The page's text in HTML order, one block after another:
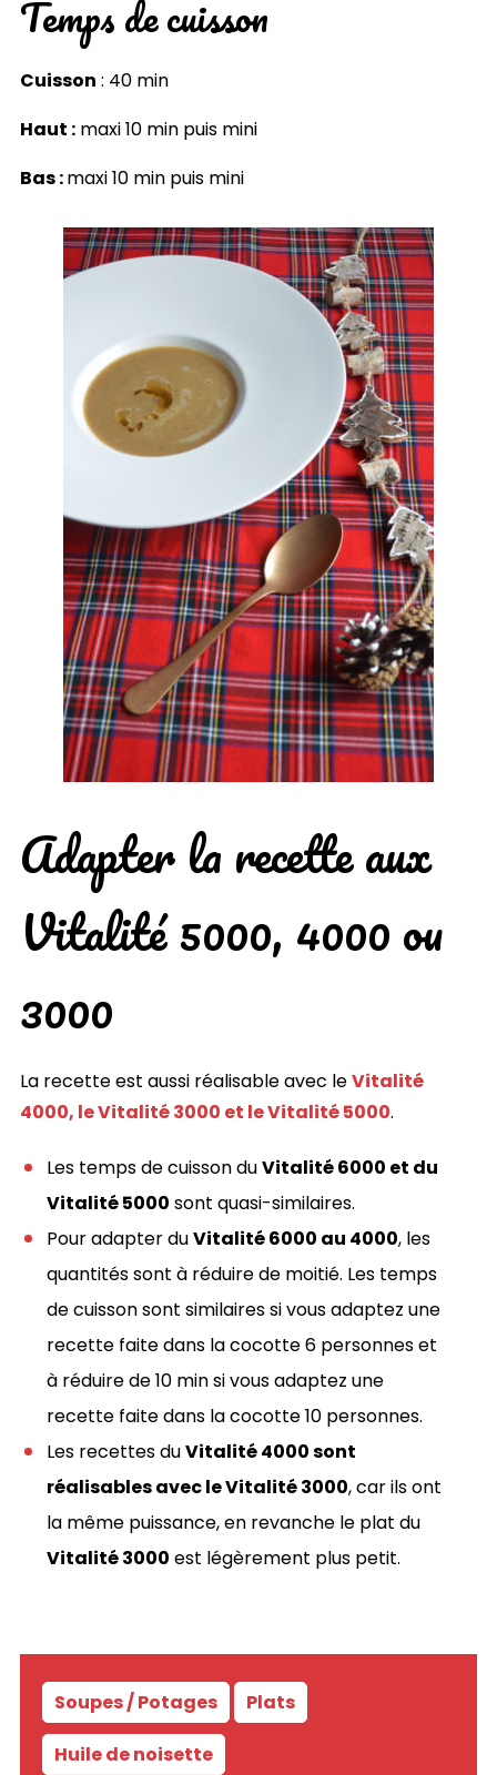
Temps de cuisson
Cuisson : 40 min
Haut :maxi 10 min puis mini
Bas :maxi 10 min puis mini
Adapter la recette aux
Vitalité 5000, 4000 ou
3000
La recette est aussi réalisable avec leVitalité
4000, le Vitalité 3000 et le Vitalité 5000.
Les temps de cuisson duVitalité 6000 et du
Vitalité 5000 sont quasi-similaires.
Pour adapter duVitalité 6000 au 4000, les
quantités sont à réduire de moitié. Les temps
de cuisson sont similaires si vous adaptez une
recette faite dans la cocotte 6 personnes et
à réduire de 10 min si vous adaptez une
recette faite dans la cocotte 10 personnes.
Les recettes duVitalité 4000 sont
réalisables avec le Vitalité 3000, car ils ont
la même puissance, en revanche le plat du
Vitalité 3000 est légèrement plus petit.
Soupes / Potages Plats
Huile de noisette